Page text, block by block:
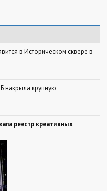
в Историческом сквере в
накрыла крупную
реестр креативных